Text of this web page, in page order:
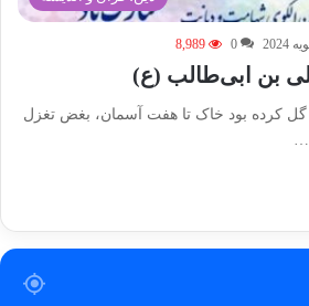
0
8,989
بن ابی‌طالب (ع)
گل کرده بود خاک تا هفت آسمان، بغض تغزل